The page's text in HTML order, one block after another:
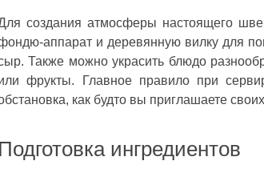
создания атмосферы настоящего
аппарат и деревянную вилку для
Также можно украсить блюдо
фрукты. Главное правило при
как будто вы приглашаете
Подготовка ингредиентов